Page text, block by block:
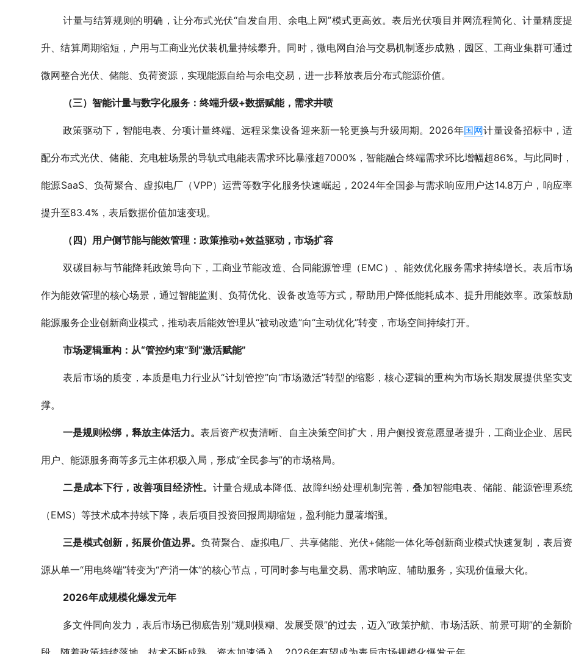
计量与结算规则的明确，让分布式光伏“自发自用、余电上网”模式更高效。表后光伏项目并网流程简化、计量精度提
升、结算周期缩短，户用与工商业光伏装机量持续攀升。同时，微电网自治与交易机制逐步成熟，园区、工商业集群可通过
微网整合光伏、储能、负荷资源，实现能源自给与余电交易，进一步释放表后分布式能源价值。
（三）智能计量与数字化服务：终端升级+数据赋能，需求井喷
政策驱动下，智能电表、分项计量终端、远程采集设备迎来新一轮更换与升级周期。2026年国网计量设备招标中，适
配分布式光伏、储能、充电桩场景的导轨式电能表需求环比暴涨超7000%，智能融合终端需求环比增幅超86%。与此同时，
能源SaaS、负荷聚合、虚拟电厂（VPP）运营等数字化服务快速崛起，2024年全国参与需求响应用户达14.8万户，响应率
提升至83.4%，表后数据价值加速变现。
（四）用户侧节能与能效管理：政策推动+效益驱动，市场扩容
双碳目标与节能降耗政策导向下，工商业节能改造、合同能源管理（EMC）、能效优化服务需求持续增长。表后市场
作为能效管理的核心场景，通过智能监测、负荷优化、设备改造等方式，帮助用户降低能耗成本、提升用能效率。政策鼓励
能源服务企业创新商业模式，推动表后能效管理从“被动改造”向“主动优化”转变，市场空间持续打开。
市场逻辑重构：从“管控约束”到“激活赋能”
表后市场的质变，本质是电力行业从“计划管控”向“市场激活”转型的缩影，核心逻辑的重构为市场长期发展提供坚实支
撑。
一是规则松绑，释放主体活力。表后资产权责清晰、自主决策空间扩大，用户侧投资意愿显著提升，工商业企业、居民
用户、能源服务商等多元主体积极入局，形成“全民参与”的市场格局。
二是成本下行，改善项目经济性。 计量合规成本降低、故障纠纷处理机制完善，叠加智能电表、储能、能源管理系统
（EMS）等技术成本持续下降，表后项目投资回报周期缩短，盈利能力显著增强。
三是模式创新，拓展价值边界。负荷聚合、虚拟电厂、共享储能、光伏+储能一体化等创新商业模式快速复制，表后资
源从单一“用电终端”转变为“产消一体”的核心节点，可同时参与电量交易、需求响应、辅助服务，实现价值最大化。
2026年成规模化爆发元年
多文件同向发力，表后市场已彻底告别“规则模糊、发展受限”的过去，迈入“政策护航、市场活跃、前景可期”的全新阶